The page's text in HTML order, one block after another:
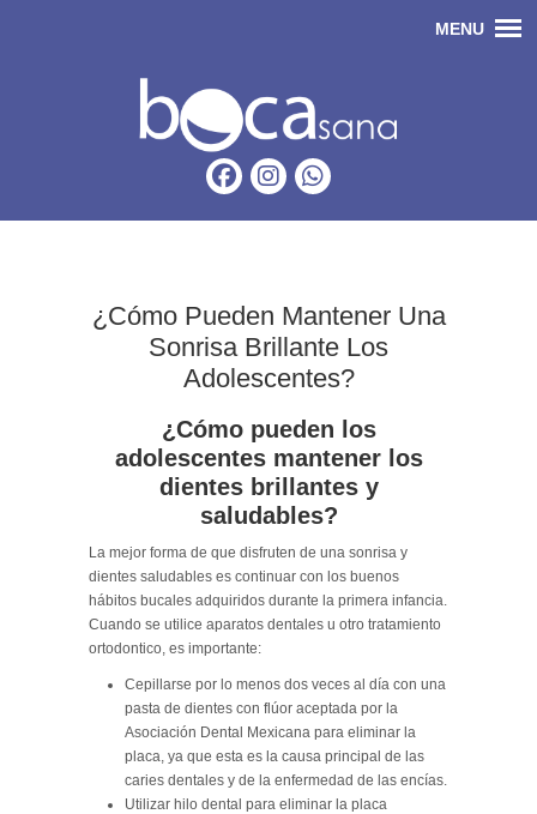
¿Cómo Pueden Mantener Una
Sonrisa Brillante Los
Adolescentes?
¿Cómo pueden los
adolescentes mantener los
dientes brillantes y
saludables?
La mejor forma de que disfruten de una sonrisa y
dientes saludables es continuar con los buenos
hábitos bucales adquiridos durante la primera infancia.
Cuando se utilice aparatos dentales u otro tratamiento
ortodontico, es importante:
Cepillarse por lo menos dos veces al día con una
pasta de dientes con flúor aceptada por la
Asociación Dental Mexicana para eliminar la
placa, ya que esta es la causa principal de las
caries dentales y de la enfermedad de las encías.
Utilizar hilo dental para eliminar la placa